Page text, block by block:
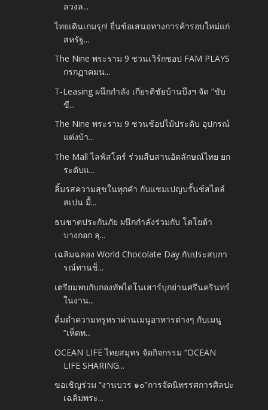
ลวงล...
ไทยเดินเกมรุก! ยื่นข้อเสนอทางการค้ารอบใหม่แก่
สหรัฐ...
The Nine พระราม 9 ชวนเวิร์กชอป FAM PLAYS
กรกฏาคมน...
T-Leasing ผนึกกำลัง เกียรติชัยบ้านบึงฯ จัด “ขับ
ขี...
The Nine พระราม 9 ชวนช้อปไม้ประดับ อุปกรณ์
แต่งบ้า...
The Mall ไลฟ์สโตร์ ร่วมสืบสานอัตลักษณ์ไทย ยก
ระดับแ...
ลิ้มรสความสุขในทุกคำ กับแชมเปญบรั้นช์สไตล์
สเปน มื้...
ธนชาตประกันภัย ผนึกกำลังร่วมกับ โตโยต้า
บางกอก ลุ...
เฉลิมฉลอง World Chocolate Day กับประสบกา
รณ์ทานช็...
เตรียมพบกับกองทัพไดโนเสาร์บุกย่านศรีนครินทร์
ในงาน...
ดื่มด่ำความหรูหราผ่านเมนูอาหารต่างๆ กับเมนู
“เห็ดท...
OCEAN LIFE ไทยสมุทร จัดกิจกรรม “OCEAN
LIFE SHARING...
ขอเชิญร่วม “งานบวร ๑๐”การจัดนิทรรศการศิลปะ
เฉลิมพระ...